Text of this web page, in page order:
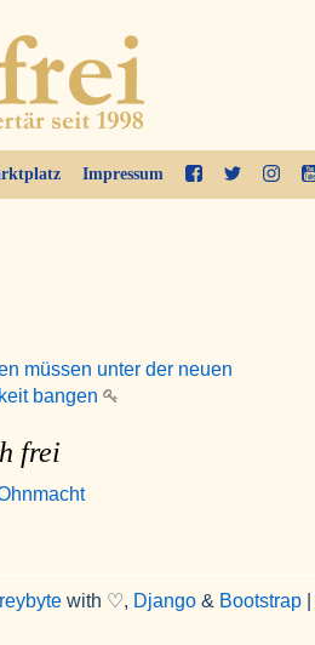
Impressum
müssen unter der neuen
bangen
frei
with ♡, Django & Bootstrap